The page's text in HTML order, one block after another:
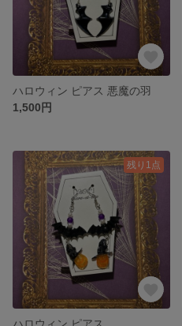
ハロウィン ピアス 悪魔の羽
1,500円
残り1点
ハロウィン ピアス